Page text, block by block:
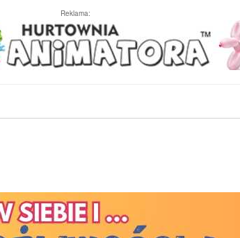
Reklama: